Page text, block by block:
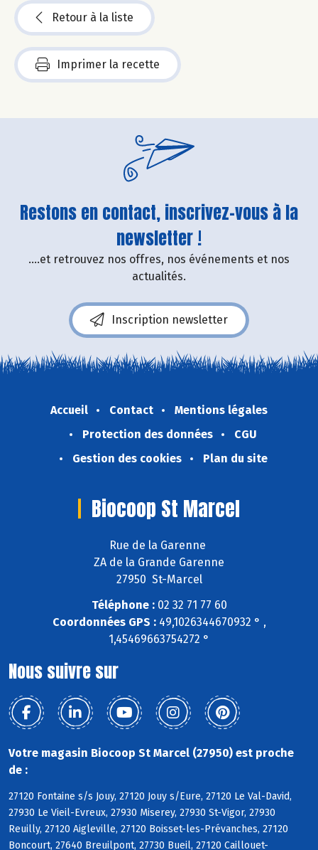
Retour à la liste
Imprimer la recette
Restons en contact, inscrivez-vous à la
newsletter !
....et retrouvez nos offres, nos événements et nos
actualités.
Inscription newsletter
Accueil Contact
Mentions légales
Protection des données
CGU
Gestion des cookies
Plan du site
Biocoop St Marcel
Rue de la Garenne
ZA de la Grande Garenne
27950 St-Marcel
Téléphone :02 32 71 77 60
Coordonnées GPS :49,1026344670932 ° ,
1,45469663754272 °
Nous suivre sur
Votre magasin Biocoop St Marcel (27950) est proche
de :
27120 Fontaine s/s Jouy, 27120 Jouy s/Eure, 27120 Le Val-David,
27930 Le Vieil-Evreux, 27930 Miserey, 27930 St-Vigor, 27930
Reuilly, 27120 Aigleville, 27120 Boisset-les-Prévanches, 27120
Boncourt, 27640 Breuilpont, 27730 Bueil, 27120 Caillouet-